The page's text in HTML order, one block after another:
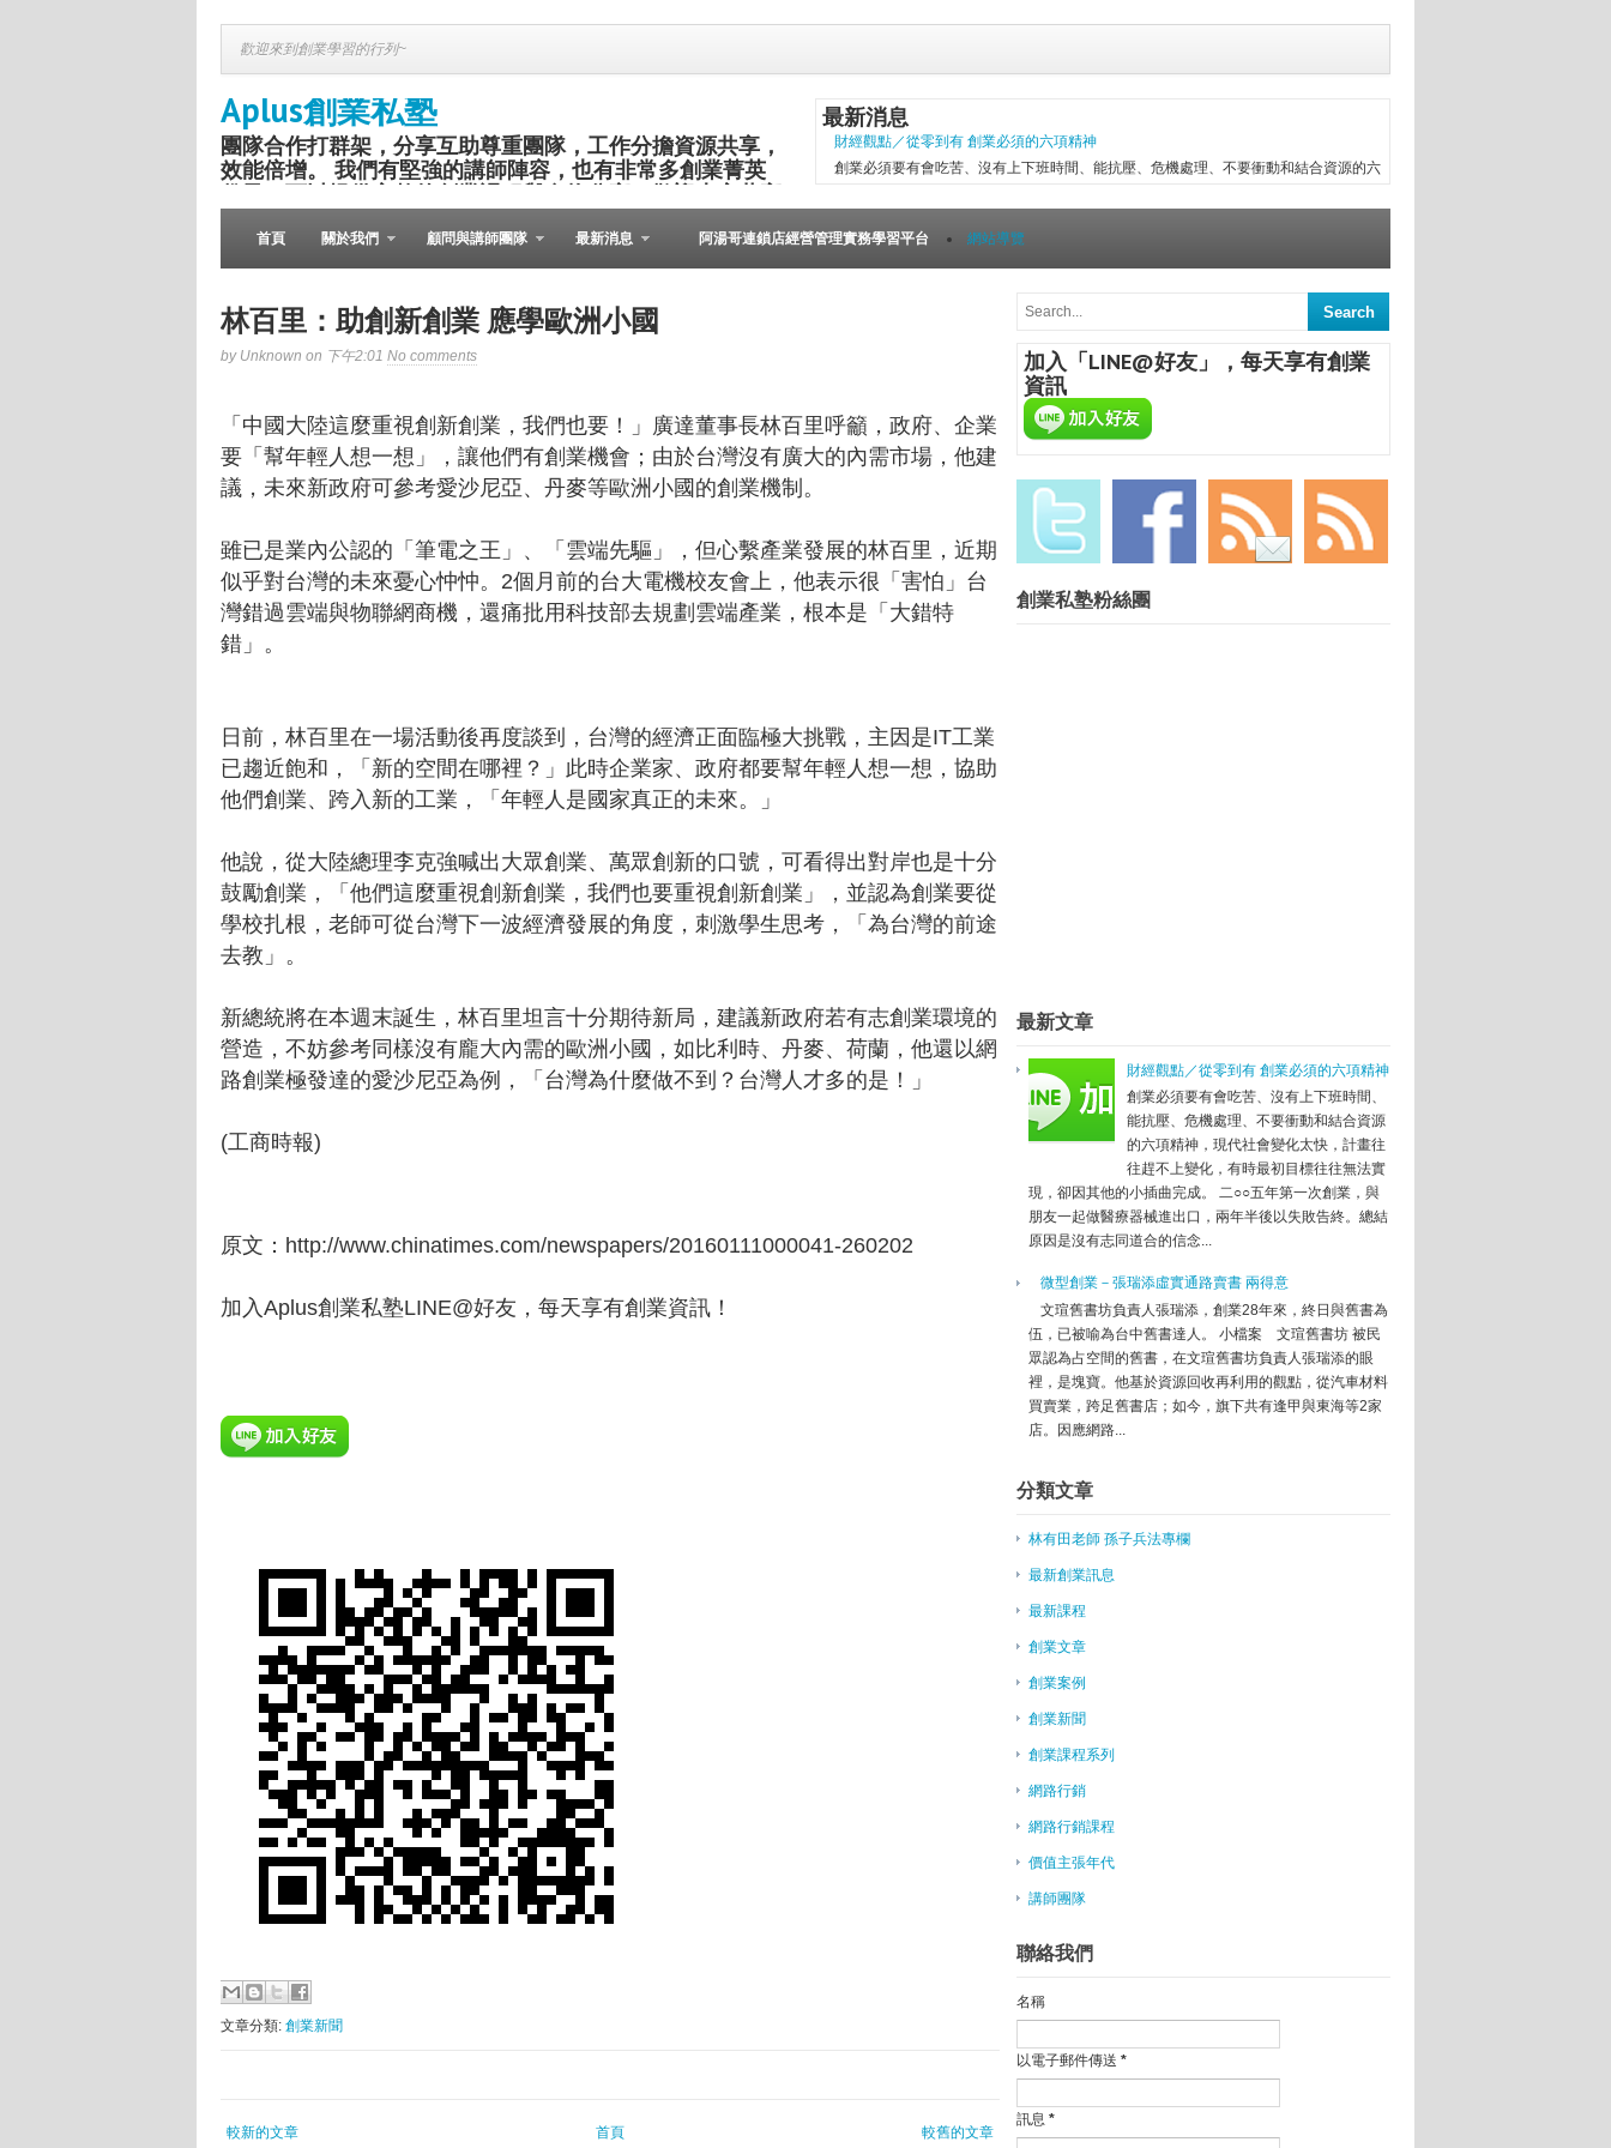
歡迎來到創業學習的行列~
Aplus創業私塾
團隊合作打群架，分享互助尊重團隊，工作分擔資源共享，
效能倍增。 我們有堅強的講師陣容，也有非常多創業菁英
份子，可以提供完整的創業課程與食物分享，歡迎大家共襄
盛舉。
最新消息
財經觀點／從零到有 創業必須的六項精神
創業必須要有會吃苦、沒有上下班時間、能抗壓、危機處理、不要衝動和結合資源的六
以失敗告終。總結原因是沒有志同道合的信念...
文瑄舊書坊負責人張瑞添，創業28年來，終日與舊書為伍，已被喻為台中舊書達人。
小檔案 文瑄舊書坊 被民眾認為占空間的舊書，在文瑄舊書坊負責人張瑞添的眼裡，
是塊寶。他基於資源回收再利用的觀點，從汽車材料買賣業，跨足舊書店；如今，旗下
共有逢甲與東海等2家店。因應網路...
兩岸智慧旅遊論壇 育才創業
中國旅遊協會休閒度假分會祕書長魏小安，主講「中國智慧旅遊的突破與反思」。圖／
題，日前於財團法人張榮發基金會國際會議中心隆重展開。特邀請兩岸產、官、學人士
參與探討智慧旅遊最新發展趨勢、分享研發成...
創業菁英班創業私塾版權所有請尊重智慧財產權勿任意轉載違者依法必究. 技術提供：
Blogger.
Blog Archive
► 6月(26)
►5月(32)
►2月(48)
▼1月 (65)
LINE前執行長 創業一生懸命
互聯網電商－赴大陸創業 台商有4個錢途
Google台灣分享 3 個2015搜尋趨勢、5 個行銷建議
邀外國人來台創業 北市辦座談會
長庚大學攜手桃園市府推動青年創新創業 打造智慧生活希望城市
雷亞遊戲共同創辦人：創業總要碰到一些痛苦的事吧！
2016台灣精品首發 海外行銷活動轟動越南
〈上班族創業〉燃燒吧！台灣Maker魂
台灣文創企業發展協會 幫助創業圓夢
45年創業故事 「力阿卡」攤車團圓
忍受艱辛 這些CEO創造成功企業
媽祖文創背包 搶攻台中媽祖觀光市場
陸企名人堂／李開復：投資留心3方向 創業易犯3錯誤
雅虎王興：數位行銷關鍵在長遠佈局
張榮發補乎足哲學 做慈善如企業般徹底
【向百億富翁學習的事】想創業看這邊 必學創新五策略
網路微創業夯 醫療器材非人人都可賣
不當過路財神 創業「虛實整合」抗高房租！
創意‧創夢－經營品牌與社群 首重打響網路聲量
國發會啟動創業臺灣3.0 搭橋國際專家塑造臺灣IoT物聯產業創新價值
傅盛：台灣新創被舊思維羈絆，動能不及中國、美國
〈上班族創業〉夢想不遠 意者內洽
文創業找金援 瞄準三管道
新創事業想募資 先做好這6個步驟
創業一點靈－2016創業新趨勢 新創企業的募資學
聯手竹市府、清大 工研院 打造新竹創業聚落
微型創業－deya包袋品牌 要讓世界看見台灣
王雪紅：Vive預計4月上市，HTC產品重心將轉移至虛擬實境!
布丁三姊弟形象1周破滅？ 他分析關鍵在行銷手法
副閣揆張善政訪美 考察矽谷創新創業
林百里：助創新創業 應學歐洲小國
首頁 關於我們 顧問與講師團隊 最新消息 阿湯哥連鎖店經營管理實務學習平台 網站導覽
林百里：助創新創業 應學歐洲小國
by Unknown on 下午2:01 No comments
「中國大陸這麼重視創新創業，我們也要！」廣達董事長林百里呼籲，政府、企業
要「幫年輕人想一想」，讓他們有創業機會；由於台灣沒有廣大的內需市場，他建
議，未來新政府可參考愛沙尼亞、丹麥等歐洲小國的創業機制。
雖已是業內公認的「筆電之王」、「雲端先驅」，但心繫產業發展的林百里，近期
似乎對台灣的未來憂心忡忡。2個月前的台大電機校友會上，他表示很「害怕」台
灣錯過雲端與物聯網商機，還痛批用科技部去規劃雲端產業，根本是「大錯特
錯」。
日前，林百里在一場活動後再度談到，台灣的經濟正面臨極大挑戰，主因是IT工業
已趨近飽和，「新的空間在哪裡？」此時企業家、政府都要幫年輕人想一想，協助
他們創業、跨入新的工業，「年輕人是國家真正的未來。」
他說，從大陸總理李克強喊出大眾創業、萬眾創新的口號，可看得出對岸也是十分
鼓勵創業，「他們這麼重視創新創業，我們也要重視創新創業」，並認為創業要從
學校扎根，老師可從台灣下一波經濟發展的角度，刺激學生思考，「為台灣的前途
去教」。
新總統將在本週末誕生，林百里坦言十分期待新局，建議新政府若有志創業環境的
營造，不妨參考同樣沒有龐大內需的歐洲小國，如比利時、丹麥、荷蘭，他還以網
路創業極發達的愛沙尼亞為例，「台灣為什麼做不到？台灣人才多的是！」
(工商時報)
原文： http://www.chinatimes.com/newspapers/20160111000041-260202
加入Aplus創業私塾LINE@好友，每天享有創業資訊！
文章分類: 創業新聞
較新的文章 較舊的文章
首頁
加入「LINE@好友」，每天享有創業
資訊
創業私塾粉絲團
最新文章
財經觀點／從零到有 創業必須的六項精神
創業必須要有會吃苦、沒有上下班時間、
能抗壓、危機處理、不要衝動和結合資源
的六項精神，現代社會變化太快，計畫往
往趕不上變化，有時最初目標往往無法實
現，卻因其他的小插曲完成。 二○○五年第一次創業，與
朋友一起做醫療器械進出口，兩年半後以失敗告終。總結
原因是沒有志同道合的信念...
微型創業－張瑞添虛實通路賣書 兩得意
文瑄舊書坊負責人張瑞添，創業28年來，終日與舊書為
伍，已被喻為台中舊書達人。 小檔案 文瑄舊書坊 被民
眾認為占空間的舊書，在文瑄舊書坊負責人張瑞添的眼
裡，是塊寶。他基於資源回收再利用的觀點，從汽車材料
買賣業，跨足舊書店；如今，旗下共有逢甲與東海等2家
店。因應網路...
分類文章
林有田老師 孫子兵法專欄
最新創業訊息
最新課程
創業文章
創業案例
創業新聞
創業課程系列
網路行銷
網路行銷課程
價值主張年代
講師團隊
聯絡我們
名稱
以電子郵件傳送 *
訊息 *